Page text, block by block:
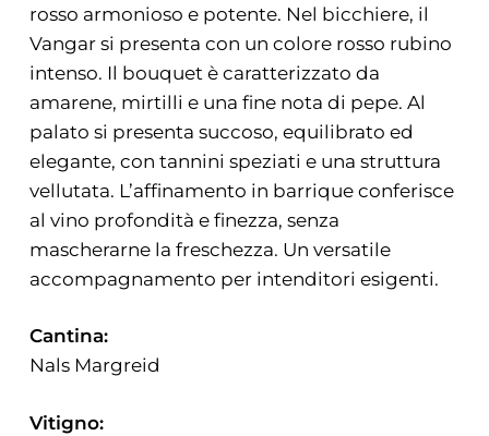
rosso armonioso e potente. Nel bicchiere, il
Vangar si presenta con un colore rosso rubino
intenso. Il bouquet è caratterizzato da
amarene, mirtilli e una fine nota di pepe. Al
palato si presenta succoso, equilibrato ed
elegante, con tannini speziati e una struttura
vellutata. L’affinamento in barrique conferisce
al vino profondità e finezza, senza
mascherarne la freschezza. Un versatile
accompagnamento per intenditori esigenti.
Cantina:
Nals Margreid
Vitigno: